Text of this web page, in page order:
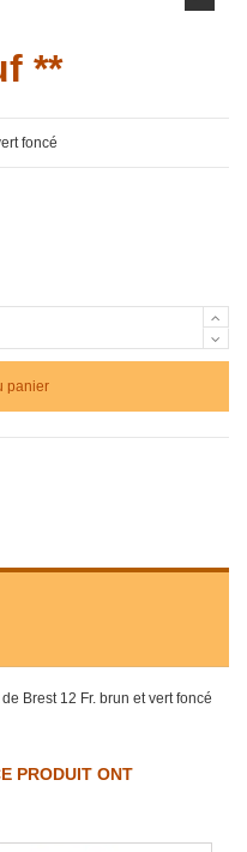
**
foncé
panier
Brest 12 Fr. brun et vert foncé
PRODUIT ONT